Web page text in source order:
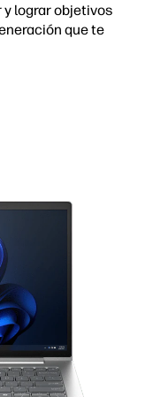
y lograr objetivos
que te